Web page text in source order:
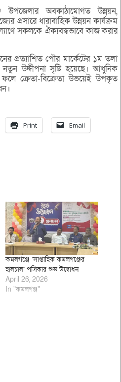
অবকাঠামোগত উন্নয়ন,
প্রসারে ধারাবাহিক উন্নয়ন কার্যক্রম
সকলকে ঐক্যবদ্ধভাবে কাজ করার
প্রত্যাশিত পৌর মার্কেটের ১ম তলা
উদ্দীপনা সৃষ্টি হয়েছে। আধুনিক
ফলে ক্রেতা-বিক্রেতা উভয়েই উপকৃত
Print Email
কমলগঞ্জে ‘সাপ্তাহিক কমলগঞ্জের
হালচাল’ পত্রিকার শুভ উদ্বোধন
April 26, 2026
In "কমলগঞ্জ"